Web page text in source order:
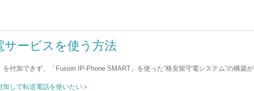
サービスを使う方法
を付加できず、「Fusion IP-Phone SMART」を使った“格安留守電システム”の構築が
加して転送電話を使いたい ＞